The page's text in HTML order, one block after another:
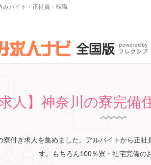
みバイト・正社員・転職
人】神奈川の寮完
寮付き求人を集めました。アルバイトから正社
す。もちろん100％寮・社宅完備の